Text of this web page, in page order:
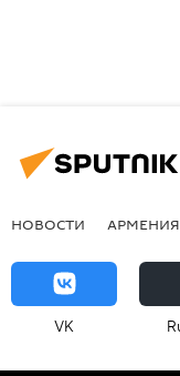
НОВОСТИ АРМЕНИЯ
VK